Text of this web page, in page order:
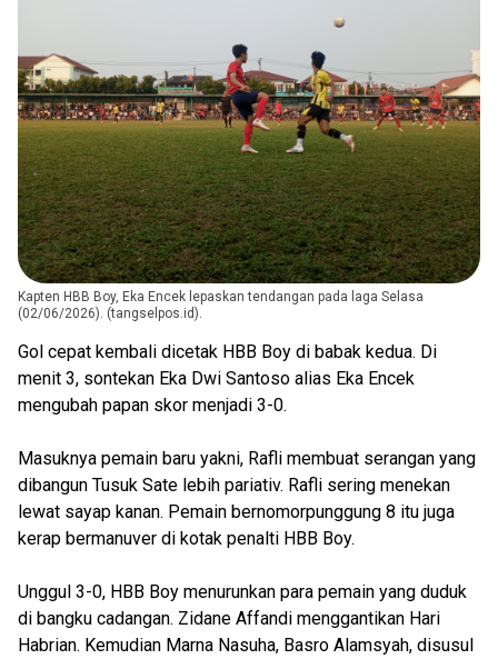
Kapten HBB Boy, Eka Encek lepaskan tendangan pada laga Selasa
(02/06/2026). (tangselpos.id).
Gol cepat kembali dicetak HBB Boy di babak kedua. Di
menit 3, sontekan Eka Dwi Santoso alias Eka Encek
mengubah papan skor menjadi 3-0.
Masuknya pemain baru yakni, Rafli membuat serangan yang
dibangun Tusuk Sate lebih pariativ. Rafli sering menekan
lewat sayap kanan. Pemain bernomorpunggung 8 itu juga
kerap bermanuver di kotak penalti HBB Boy.
Unggul 3-0, HBB Boy menurunkan para pemain yang duduk
di bangku cadangan. Zidane Affandi menggantikan Hari
Habrian. Kemudian Marna Nasuha, Basro Alamsyah, disusul